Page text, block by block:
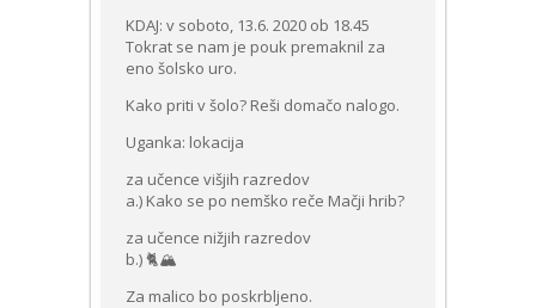
KDAJ: v soboto, 13.6. 2020 ob 18.45
Tokrat se nam je pouk premaknil za
eno šolsko uro.
Kako priti v šolo? Reši domačo nalogo.
Uganka: lokacija
za učence višjih razredov
a.) Kako se po nemško reče Mačji hrib?
za učence nižjih razredov
b.) 🐈🏔️
Za malico bo poskrbljeno.